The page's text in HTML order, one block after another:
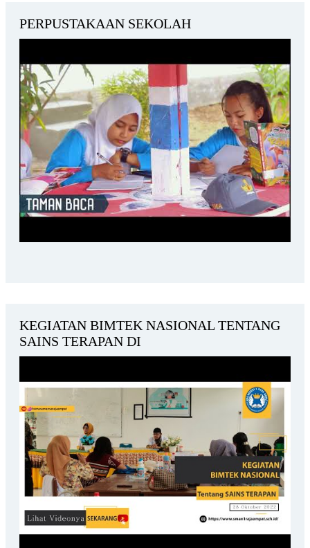
PERPUSTAKAAN SEKOLAH
KEGIATAN BIMTEK NASIONAL TENTANG
SAINS TERAPAN DI